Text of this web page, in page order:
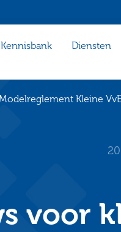
Kennisbank Diensten
Kleine
voor